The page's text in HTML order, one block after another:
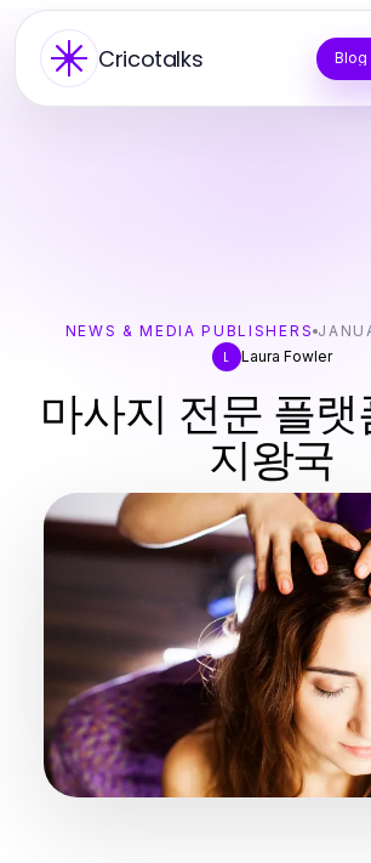
Cricotalks Blog
NEWS & MEDIA PUBLISHERS
L
Laura Fowler
마사지 전문 플랫
지왕국